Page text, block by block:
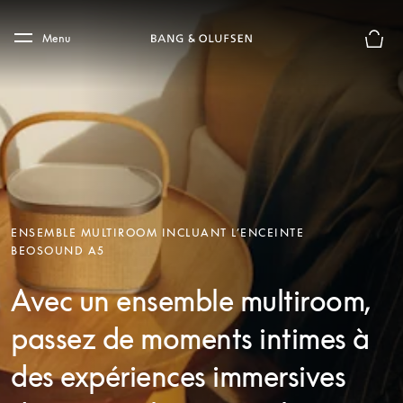
Skip to main footer
Menu
ENSEMBLE MULTIROOM INCLUANT L’ENCEINTE
BEOSOUND A5
Avec un ensemble multiroom,
passez de moments intimes à
des expériences immersives